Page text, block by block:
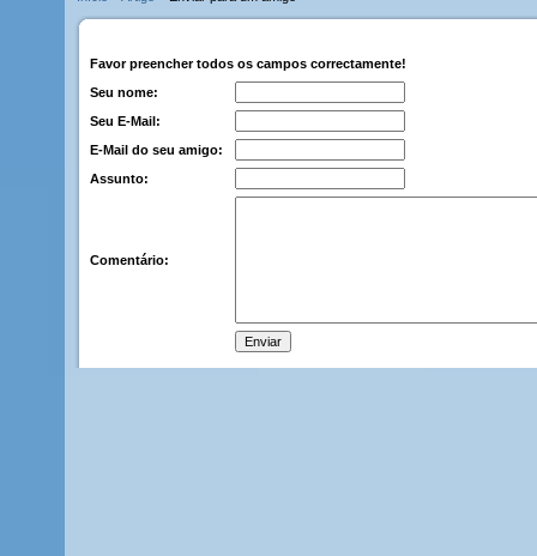
Favor preencher todos os campos correctamente!
Seu nome:
Seu E-Mail:
E-Mail do seu amigo:
Assunto:
Comentário: